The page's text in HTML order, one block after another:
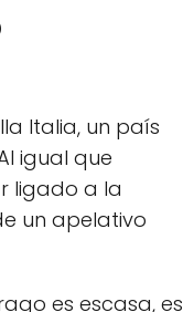
Italia, un país
igual que
ligado a la
un apelativo
es escasa, es